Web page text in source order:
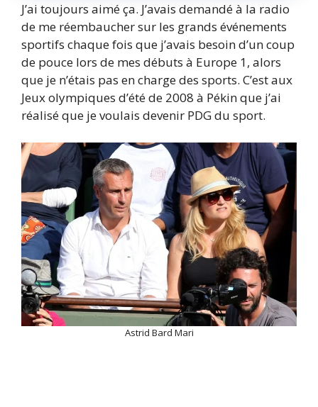
J’ai toujours aimé ça. J’avais demandé à la radio
de me réembaucher sur les grands événements
sportifs chaque fois que j’avais besoin d’un coup
de pouce lors de mes débuts à Europe 1, alors
que je n’étais pas en charge des sports. C’est aux
Jeux olympiques d’été de 2008 à Pékin que j’ai
réalisé que je voulais devenir PDG du sport.
Astrid Bard Mari